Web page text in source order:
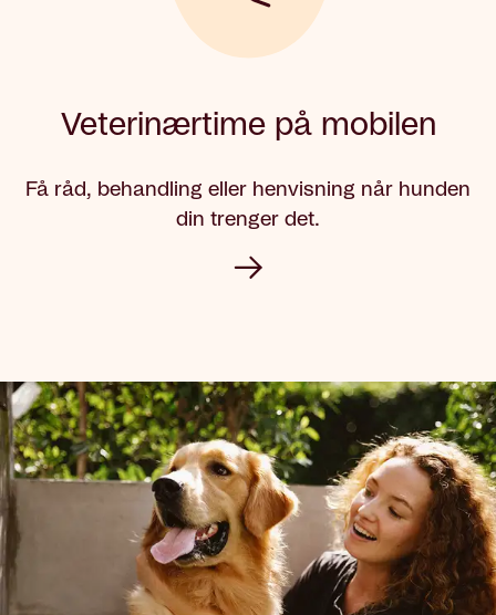
Veterinærtime på mobilen
Få råd, behandling eller henvisning når hunden
din trenger det.